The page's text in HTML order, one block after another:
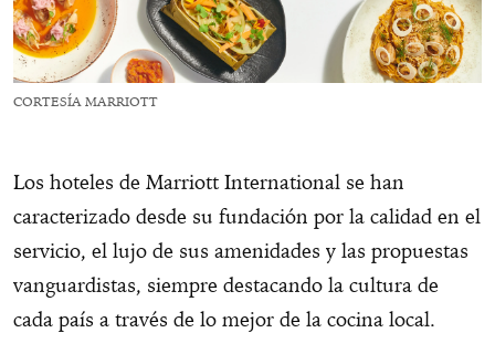
CORTESÍA MARRIOTT
Los hoteles de Marriott International se han
caracterizado desde su fundación por la calidad en el
servicio, el lujo de sus amenidades y las propuestas
vanguardistas, siempre destacando la cultura de
cada país a través de lo mejor de la cocina local.